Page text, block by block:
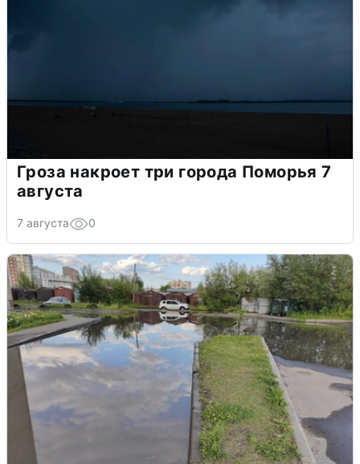
Гроза накроет три города Поморья 7
августа
7 августа 0